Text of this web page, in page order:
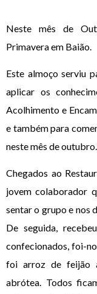
Neste mês de
Primavera em Baião.
Este almoço serviu
aplicar os
Acolhimento e
e também para
neste mês de outubro.
Chegados ao
jovem colaborador
sentar o grupo e nos
De seguida,
confecionados, foi-
foi arroz de feijão
abrótea. Todos